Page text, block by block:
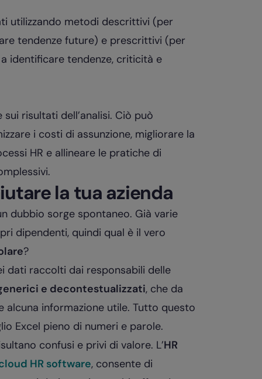
utilizzando metodi descrittivi (per
tendenze future) e prescrittivi (per
identificare tendenze, criticità e
risultati dell’analisi. Ciò può
i costi di assunzione, migliorare la
HR e allineare le pratiche di
la tua azienda
dubbio sorge spontaneo. Già varie
dipendenti, quindi qual è il vero
?
dati raccolti dai responsabili delle
e decontestualizzati, che da
informazione utile. Tutto questo
Excel pieno di numeri e parole.
confusi e privi di valore. L’HR
HR software, consente di